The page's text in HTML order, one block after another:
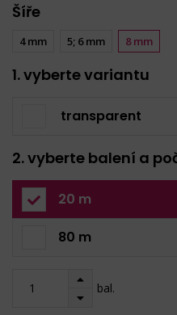
Šíře
4 mm 5; 6 mm 8 mm
1. vyberte variantu
transparent
2. vyberte balení a
20 m
80 m
bal.